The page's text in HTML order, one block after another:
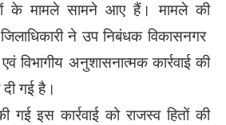
के मामले सामने आए हैं। मामले की
ने उप निबंधक विकासनगर
विभागीय अनुशासनात्मक कार्रवाई की
गई है।
गई इस कार्रवाई को राजस्व हितों की